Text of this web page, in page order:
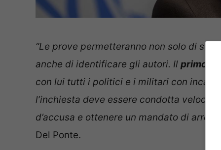
“Le prove permetteranno non solo di
anche di identificare gli autori. Il primo
con lui tutti i politici e i militari con
l’inchiesta deve essere condotta
d’accusa e ottenere un mandato di
Del Ponte.